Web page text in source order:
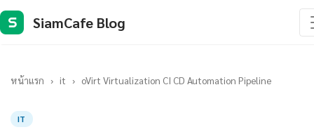
S SiamCafe Blog
หน้าแรก › it › oVirt Virtualization CI CD Automation Pipeline
IT